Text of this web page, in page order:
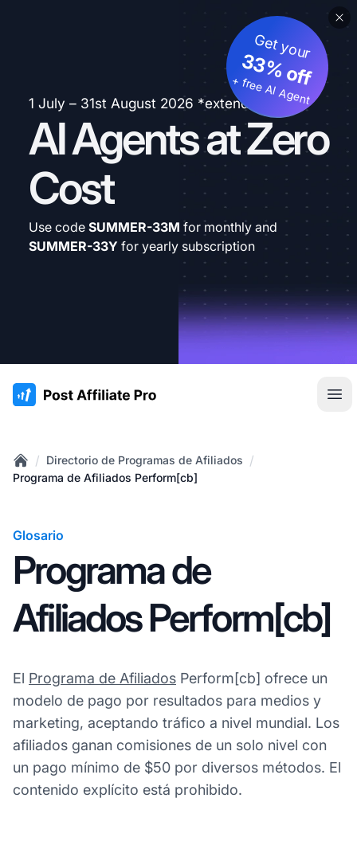
1 July – 31st August 2026 *extended
AI Agents at Zero
Cost
Get your
33% off
+ free AI Agent
Use code SUMMER-33M for monthly and
SUMMER-33Y for yearly subscription
:site.title
Home
/ Directorio de Programas de Afiliados /
Programa de Afiliados Perform[cb]
Glosario
Programa de
Afiliados Perform[cb]
El Programa de Afiliados Perform[cb] ofrece un
modelo de pago por resultados para medios y
marketing, aceptando tráfico a nivel mundial. Los
afiliados ganan comisiones de un solo nivel con
un pago mínimo de $50 por diversos métodos. El
contenido explícito está prohibido.